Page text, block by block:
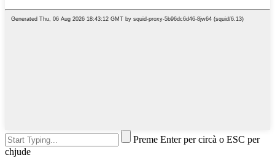
Preme Enter per circà o ESC per
chjude